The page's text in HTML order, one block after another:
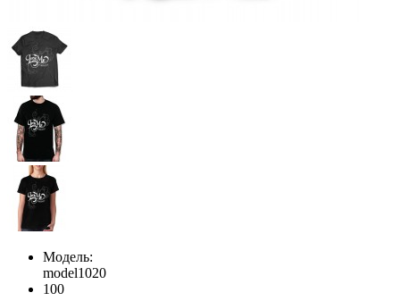
Модель:
model1020
100